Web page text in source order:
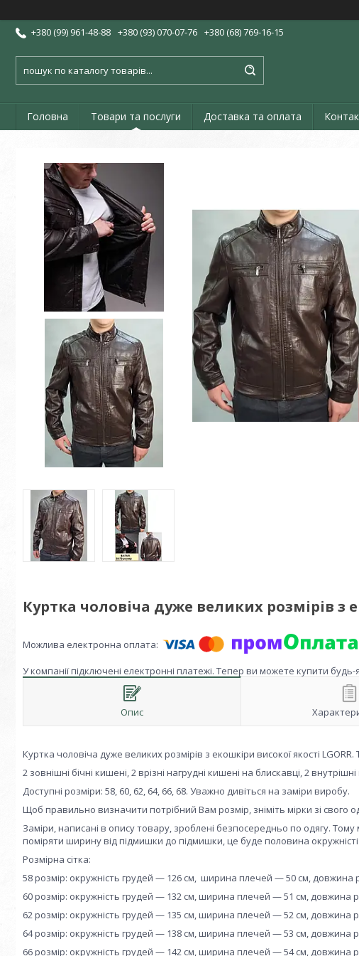
+380 (99) 961-48-88 +380 (93) 070-07-76 +380 (68) 769-16-15
Головна Товари та послуги Доставка та оплата
Куртка чоловіча дуже великих розмірів з
У компанії підключені електронні платежі. Тепер ви можете купити
Опис
Куртка чоловіча дуже великих розмірів з екошкіри високої якості
2 зовнішні бічні кишені, 2 врізні нагрудні кишені на блискавці, 2
Доступні розміри: 58, 60, 62, 64, 66, 68. Уважно дивіться на заміри виробу.
Щоб правильно визначити потрібний Вам розмір, зніміть мірки зі свого
Заміри, написані в опису товару, зроблені безпосередньо по одягу.
поміряти ширину від підмишки до підмишки, це буде половина
Розмірна сітка:
58 розмір: окружність грудей — 126 см, ширина плечей — 50 см,
60 розмір: окружність грудей — 132 см, ширина плечей — 51 см,
62 розмір: окружність грудей — 135 см, ширина плечей — 52 см,
64 розмір: окружність грудей — 138 см, ширина плечей — 53 см,
66 розмір: окружність грудей — 142 см, ширина плечей — 54 см,